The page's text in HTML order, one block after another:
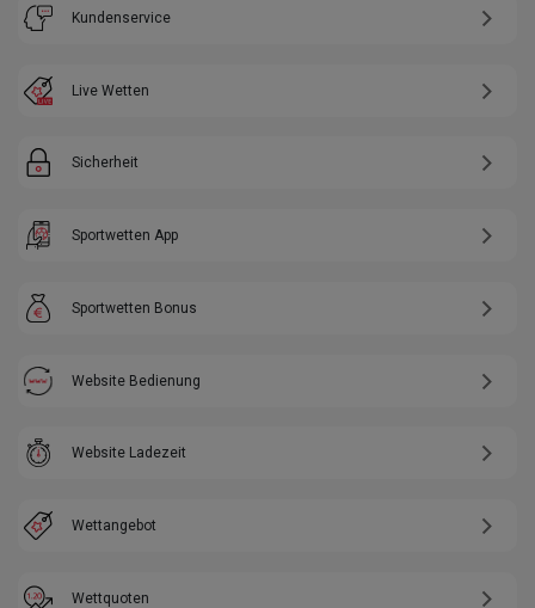
Kundenservice
Live Wetten
Sicherheit
Sportwetten App
Sportwetten Bonus
Website Bedienung
Website Ladezeit
Wettangebot
Wettquoten